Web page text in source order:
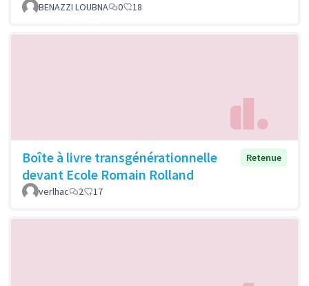
BENAZZI LOUBNA
0 18
Boîte à livre transgénérationnelle
devant Ecole Romain Rolland
Retenue
verlhac 2 17